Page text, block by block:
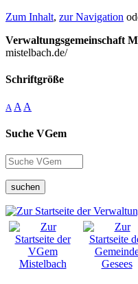
Zum Inhalt, zur Navigation
Verwaltungsgemeinschaft
mistelbach.de/
Schriftgröße
A A A
Suche VGem
suchen